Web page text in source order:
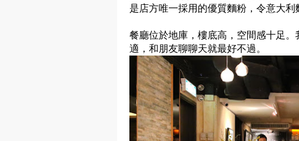
是店方唯一採用的優質麵粉，令意大利
餐廳位於地庫，樓底高，空間感十足
適，和朋友聊聊天就最好不過。